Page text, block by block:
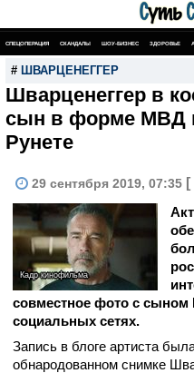
СПЕЦОПЕРАЦИЯ СКАНДАЛЫ ШОУ-БИЗНЕС ЗДОРОВЬЕ
# ШВАРЦЕНЕГГЕР
Шварценеггер в
сын в форме МВД
Рунете
29 сентября 2019, 07:35 [
Кадр кинофильма
совместное фото с сыном
социальных сетях.
Запись в блоге артиста
обнародованном снимке